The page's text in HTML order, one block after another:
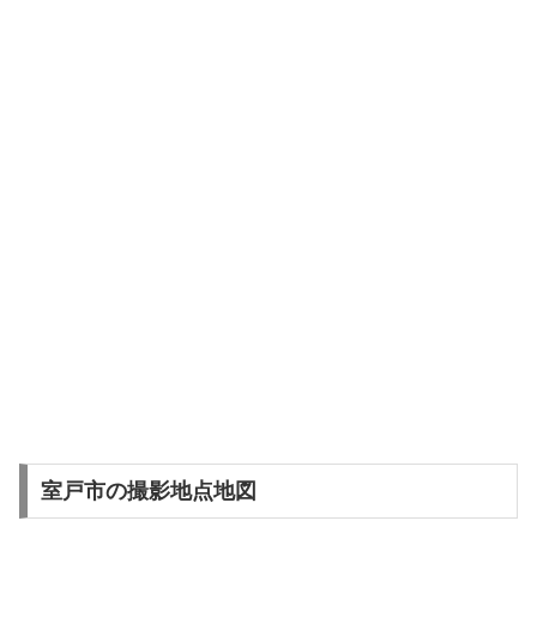
室戸市の撮影地点地図